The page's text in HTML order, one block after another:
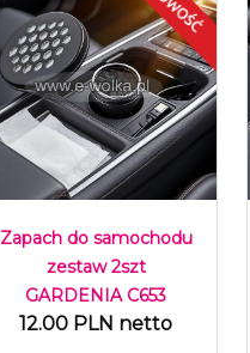
Zapach do samochodu
zestaw 2szt
GARDENIA C653
12.00 PLN netto